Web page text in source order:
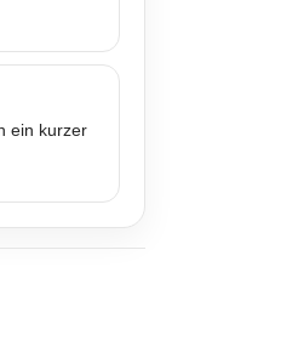
ein kurzer